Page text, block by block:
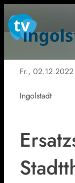
Fr., 02.12.2022
Ingolstadt